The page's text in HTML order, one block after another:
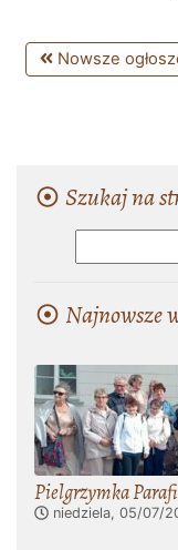
Nowsze
Szukaj na
Najnowsze
Pielgrzymka
niedziela, 05/07/